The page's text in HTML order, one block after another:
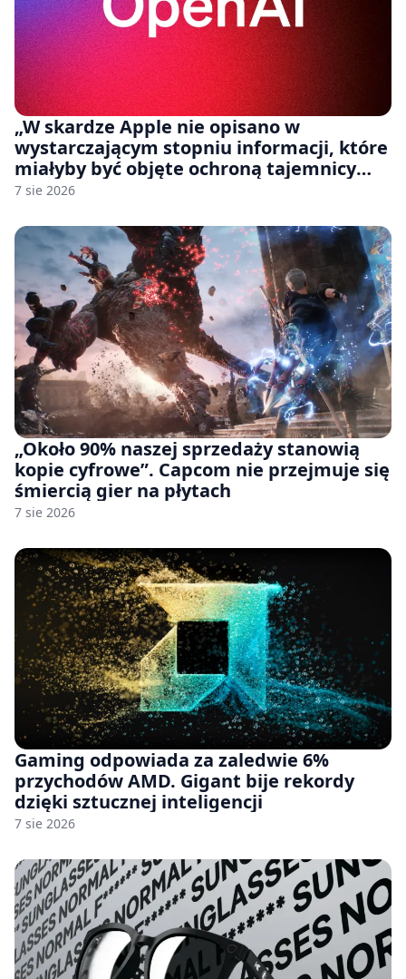
„W skardze Apple nie opisano w
wystarczającym stopniu informacji, które
miałyby być objęte ochroną tajemnicy
handlowej”. OpenAI żąda odrzucenia
7 sie 2026
„Około 90% naszej sprzedaży stanowią
kopie cyfrowe”. Capcom nie przejmuje się
śmiercią gier na płytach
7 sie 2026
Gaming odpowiada za zaledwie 6%
przychodów AMD. Gigant bije rekordy
dzięki sztucznej inteligencji
7 sie 2026